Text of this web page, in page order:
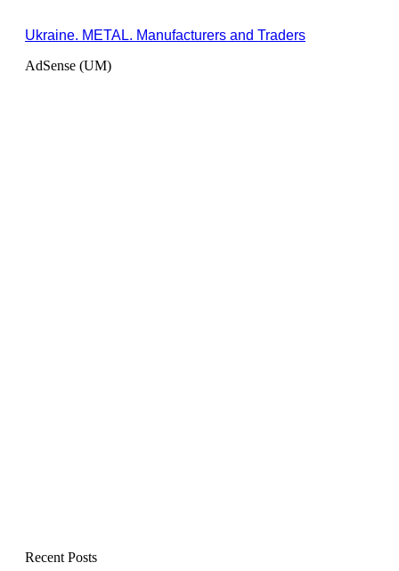
Ukraine. METAL. Manufacturers and Traders
AdSense (UM)
Recent Posts